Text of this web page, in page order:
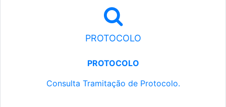
PROTOCOLO
PROTOCOLO
Consulta Tramitação de Protocolo.